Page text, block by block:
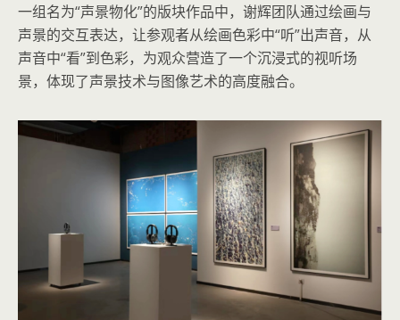
一组名为“声景物化”的版块作品中，谢辉团队通过绘画与
声景的交互表达，让参观者从绘画色彩中“听”出声音，从
声音中“看”到色彩，为观众营造了一个沉浸式的视听场
景，体现了声景技术与图像艺术的高度融合。